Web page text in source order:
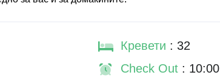
Кревети : 32
Check Out : 10:00